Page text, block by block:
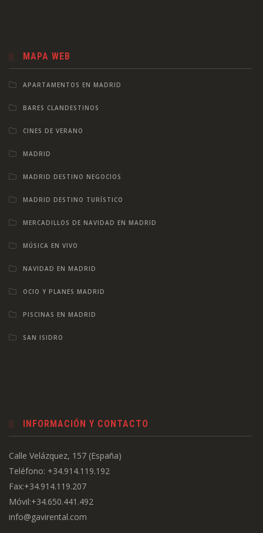
MAPA WEB
APARTAMENTOS EN MADRID
BARES CLANDESTINOS
CINES DE VERANO
MADRID
MADRID DESTINO NEGOCIOS
MADRID DESTINO TURÍSTICO
MERCADILLOS DE NAVIDAD EN MADRID
MÚSICA EN VIVO
NAVIDAD EN MADRID
OCIO Y PLANES MADRID
PISCINAS EN MADRID
SAN ISIDRO
INFORMACIÓN Y CONTACTO
Calle Velázquez, 157 (España)
Teléfono: +34.914.119.192
Fax:+34.914.119.207
Móvil:+34.650.441.492
info@gavirental.com